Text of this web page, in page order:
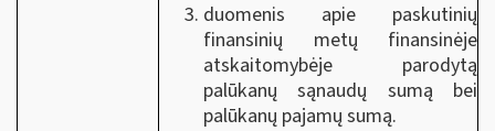
duomenis apie paskutinių
finansinių metų finansinėje
atskaitomybėje parodytą
palūkanų sąnaudų sumą bei
palūkanų pajamų sumą.